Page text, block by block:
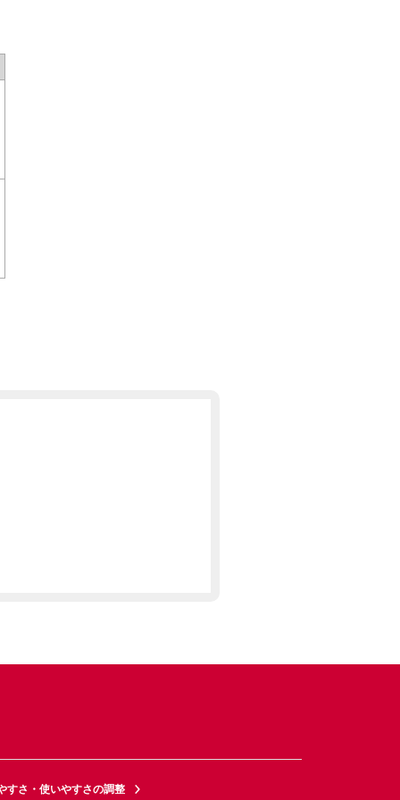
すさ・使いやすさの調整